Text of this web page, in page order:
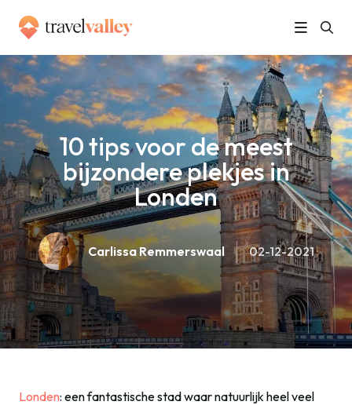
Home » 10 tips voor de meest bijzondere plekjes in Londen
10 tips voor de meest
bijzondere plekjes in
Londen
Carlissa Remmerswaal 02-12-2021
Londen: een fantastische stad waar natuurlijk heel veel